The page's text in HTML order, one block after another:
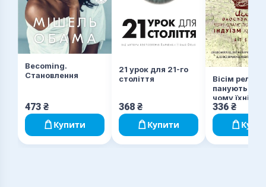
Becoming.
Становлення
473 ₴
Купити
21 урок для 21-го
століття
368 ₴
Купити
Вісім
панують у
чому їхні
відмінності
значення
336 ₴